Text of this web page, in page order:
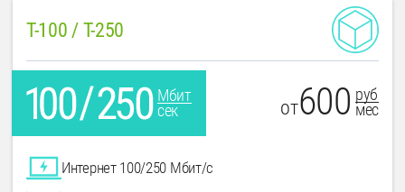
T-100 / T-250
Мбит
сек
от600 руб
мес
Интернет 100/250 Мбит/с